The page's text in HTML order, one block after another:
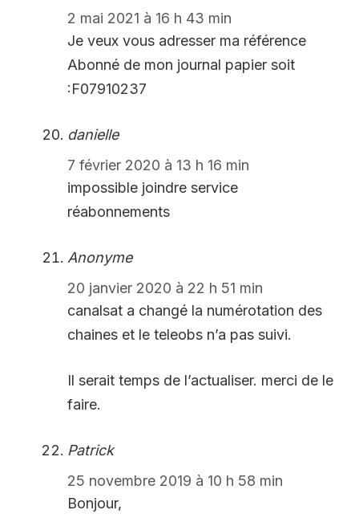
2 mai 2021 à 16 h 43 min
Je veux vous adresser ma référence
Abonné de mon journal papier soit
:F07910237
danielle
7 février 2020 à 13 h 16 min
impossible joindre service
réabonnements
Anonyme
20 janvier 2020 à 22 h 51 min
canalsat a changé la numérotation des
chaines et le teleobs n’a pas suivi.
Il serait temps de l’actualiser. merci de le
faire.
Patrick
25 novembre 2019 à 10 h 58 min
Bonjour,